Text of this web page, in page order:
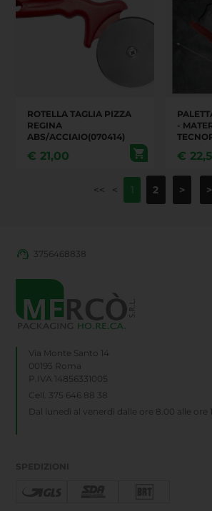
ROTELLA TAGLIA PIZZA
REGINA
ABS/ACCIAIO(070414)
€ 21,00
-
€
<< < 1 2 >
3756468838
Via Monte Santo 14
00195 Roma
P.IVA 14856331005
Cell. 375 646 88 38
Dal lunedì al venerdì dalle ore 8.00 alle ore